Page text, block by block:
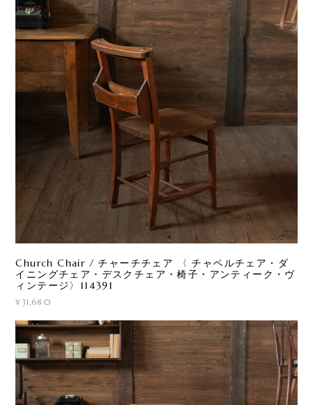
Church Chair / チャーチチェア 〈 チャペルチェア・ダ
イニングチェア・デスクチェア・椅子・アンティーク・ヴ
ィンテージ〉114391
¥31,680